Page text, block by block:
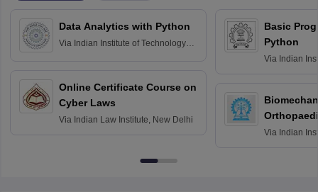
Data Analytics with Python
Via Indian Institute of Technology
Online Certificate Course on
Cyber Laws
Via Indian Law Institute, New Delhi
Basic
Python
Via Indian
Via Indian